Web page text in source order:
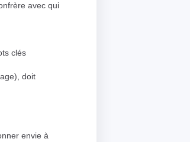
avec qui
clés
doit
envie à